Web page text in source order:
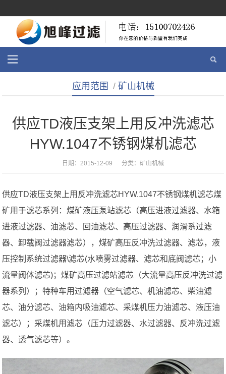
应用范围 / 矿山机械
供应TD液压支架上用反冲洗滤芯
HYW.1047不锈钢煤机滤芯
日期：2015-12-09 分类： 矿山机械
供应TD液压支架上用反冲洗滤芯HYW.1047不锈钢煤机滤芯煤
矿用于滤芯系列：煤矿液压泵站滤芯（高压进液过滤器、水箱
进液过滤器、油滤芯、回油滤芯、高压过滤器、润滑系过滤
器、卸载阀过滤器滤芯），煤矿高压反冲洗过滤器、滤芯，液
压控制系统过滤器\滤芯(水喷雾过滤器、滤芯和底阀滤芯；小
流量阀体滤芯)；煤矿高压过滤站滤芯（大流量高压反冲洗过滤
器系列）；特种车用过滤器（空气滤芯、机油滤芯、柴油滤
芯、油分滤芯、油箱内吸油滤芯、采煤机压力油滤芯、液压油
滤芯）；采煤机用滤芯（压力过滤器、水过滤器、反冲洗过滤
器、透气滤芯等）。